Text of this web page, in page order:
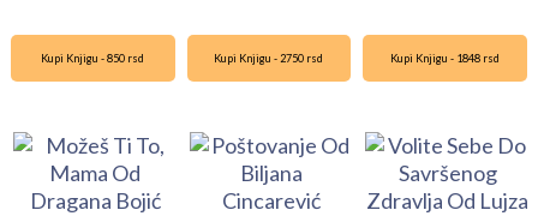
Kupi Knjigu - 850 rsd Kupi Knjigu - 2750 rsd Kupi Knjigu - 1848 rsd